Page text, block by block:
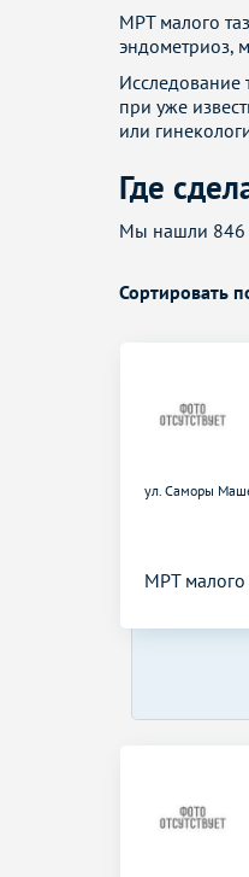
МРТ малого
эндометриоз,
Исследование
при уже
или
Где
Мы нашли 846
Сортировать
ул. Саморы
МРТ малого